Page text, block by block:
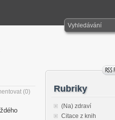
(0) Rubriky
(Na) zdraví
Citace z knih